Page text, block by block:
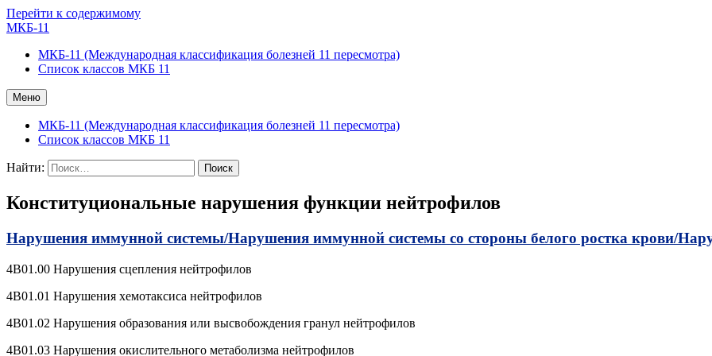
Перейти к содержимому
МКБ-11
МКБ-11 (Международная классификация болезней 11 пересмотра)
Список классов МКБ 11
Меню
МКБ-11 (Международная классификация болезней 11 пересмотра)
Список классов МКБ 11
Найти:
Конституциональные нарушения функции нейтрофилов
Нарушения иммунной системы/Нарушения иммунной системы со стороны белого ростка крови/
4B01.00 Нарушения сцепления нейтрофилов
4B01.01 Нарушения хемотаксиса нейтрофилов
4B01.02 Нарушения образования или высвобождения гранул нейтрофилов
4B01.03 Нарушения окислительного метаболизма нейтрофилов